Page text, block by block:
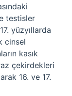
testisler
yüzyıllarda
cinsel
kasık
çekirdekleri
16. ve 17.